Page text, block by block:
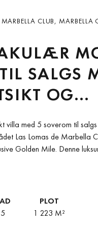
CLUB, MARBELLA
SALGS
OG
DE
CLUB
villa med 5 soverom til
Las Lomas de Marbella
Golden Mile. Denne
5
PLOT
1 223 M²